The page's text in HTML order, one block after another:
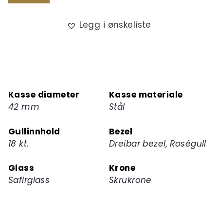
Legg i ønskeliste
Kasse diameter
42 mm
Kasse materiale
Stål
Gullinnhold
18 kt.
Bezel
Dreibar bezel, Roségull
Glass
Safirglass
Krone
Skrukrone